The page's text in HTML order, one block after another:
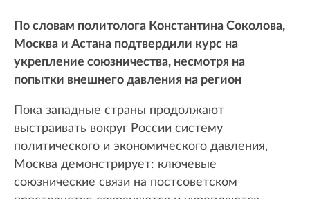
По словам политолога Константина Соколова,
Москва и Астана подтвердили курс на
укрепление союзничества, несмотря на
попытки внешнего давления на регион
Пока западные страны продолжают
выстраивать вокруг России систему
политического и экономического давления,
Москва демонстрирует: ключевые
союзнические связи на постсоветском